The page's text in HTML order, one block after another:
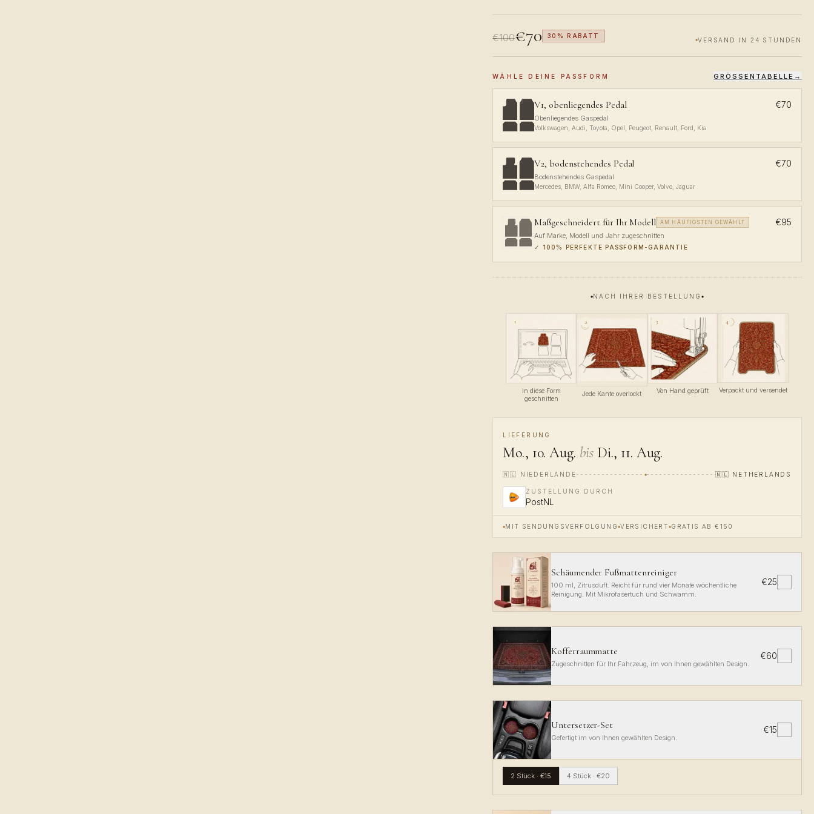
€100€70 30% RABATT
VERSAND IN 24 STUNDEN
WÄHLE DEINE PASSFORM GRÖSSENTABELLE →
V1, obenliegendes Pedal €70
Obenliegendes Gaspedal
Volkswagen, Audi, Toyota, Opel, Peugeot, Renault, Ford, Kia
V2, bodenstehendes Pedal €70
Bodenstehendes Gaspedal
Mercedes, BMW, Alfa Romeo, Mini Cooper, Volvo, Jaguar
Maßgeschneidert für Ihr Modell AM HÄUFIGSTEN GEWÄHLT €95
Auf Marke, Modell und Jahr zugeschnitten
✓ 100% PERFEKTE PASSFORM-GARANTIE
NACH IHRER BESTELLUNG
1
In diese Form
geschnitten
2
Jede Kante overlockt
3
Von Hand geprüft
4
Verpackt und versendet
LIEFERUNG
Mo., 10. Aug. bis Di., 11. Aug.
🇳🇱 NIEDERLANDE 🇳🇱 NETHERLANDS
ZUSTELLUNG DURCH
PostNL
MIT SENDUNGSVERFOLGUNG VERSICHERT GRATIS AB €150
Schäumender Fußmattenreiniger
100 ml, Zitrusduft. Reicht für rund vier Monate wöchentliche
Reinigung. Mit Mikrofasertuch und Schwamm.
€25
Kofferraummatte
Zugeschnitten für Ihr Fahrzeug, im von Ihnen gewählten Design.
€60
Untersetzer-Set
Gefertigt im von Ihnen gewählten Design.
€15
2 Stück ·€15 4 Stück ·€20